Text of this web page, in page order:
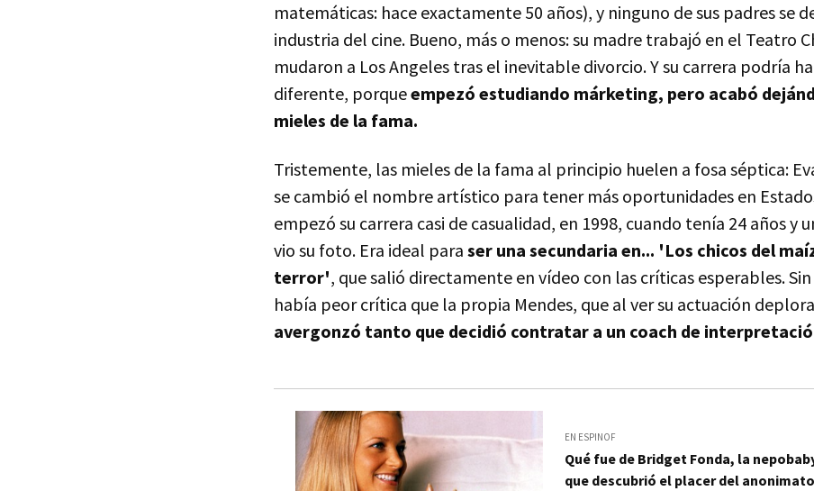
matemáticas: hace exactamente 50 años), y ninguno de sus padres se
industria del cine. Bueno, más o menos: su madre trabajó en el Teatro
mudaron a Los Angeles tras el inevitable divorcio. Y su carrera podría
diferente, porqueempezó estudiando márketing, pero acabó
mieles de la fama.
Tristemente, las mieles de la fama al principio huelen a fosa séptica:
se cambió el nombre artístico para tener más oportunidades en
empezó su carrera casi de casualidad, en 1998, cuando tenía 24 años y
vio su foto. Era ideal para ser una secundaria en... 'Los chicos del
terror', que salió directamente en vídeo con las críticas esperables.
había peor crítica que la propia Mendes, que al ver su actuación
avergonzó tanto que decidió contratar a un coach de
EN ESPINOF
Qué fue de Bridget Fonda, la
que descubrió el placer del anonimato